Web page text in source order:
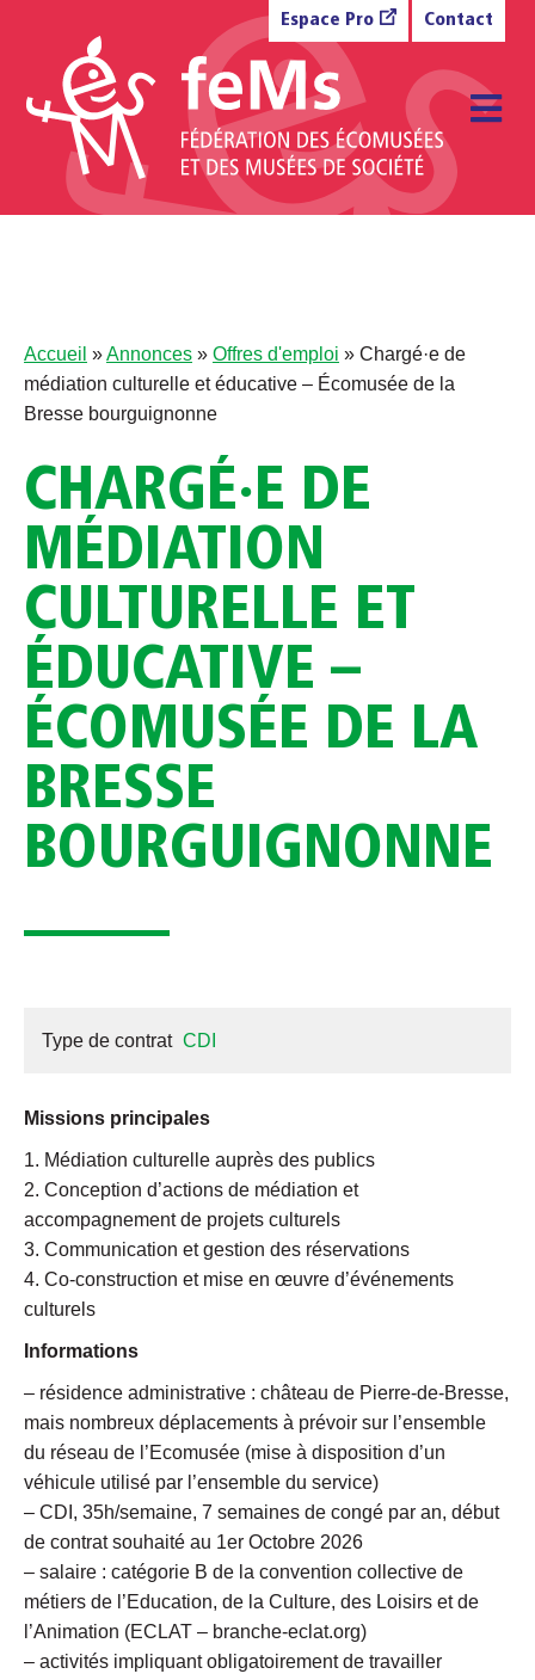
Espace Pro Contact
Accueil »Annonces » Offres d'emploi » Chargé·e de
médiation culturelle et éducative – Écomusée de la
Bresse bourguignonne
CHARGÉ·E DE
MÉDIATION
CULTURELLE ET
ÉDUCATIVE –
ÉCOMUSÉE DE LA
BRESSE
BOURGUIGNONNE
Type de contrat CDI
Missions principales
1. Médiation culturelle auprès des publics
2. Conception d’actions de médiation et
accompagnement de projets culturels
3. Communication et gestion des réservations
4. Co-construction et mise en œuvre d’événements
culturels
Informations
– résidence administrative : château de Pierre-de-Bresse,
mais nombreux déplacements à prévoir sur l’ensemble
du réseau de l’Ecomusée (mise à disposition d’un
véhicule utilisé par l’ensemble du service)
– CDI, 35h/semaine, 7 semaines de congé par an, début
de contrat souhaité au 1er Octobre 2026
– salaire : catégorie B de la convention collective de
métiers de l’Education, de la Culture, des Loisirs et de
l’Animation (ECLAT – branche-eclat.org)
– activités impliquant obligatoirement de travailler